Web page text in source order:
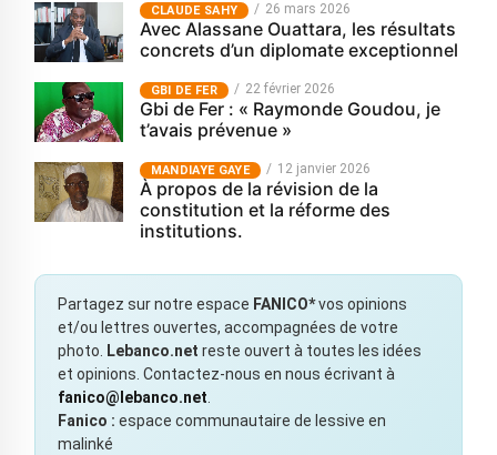
CLAUDE SAHY 26 mars 2026
Avec Alassane Ouattara, les résultats
concrets d’un diplomate exceptionnel
GBI DE FER 22 février 2026
Gbi de Fer : « Raymonde Goudou, je
t’avais prévenue »
MANDIAYE GAYE 12 janvier 2026
À propos de la révision de la
constitution et la réforme des
institutions.
Partagez sur notre espace FANICO*vos opinions
et/ou lettres ouvertes, accompagnées de votre
photo.
Lebanco.net reste ouvert à toutes les idées
et opinions. Contactez-nous en nous écrivant à
fanico@lebanco.net
Fanico : espace communautaire de lessive en
malinké